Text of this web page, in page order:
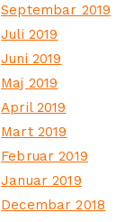
Septembar 2019
Juli 2019
Juni 2019
Maj 2019
April 2019
Mart 2019
Februar 2019
Januar 2019
Decembar 2018